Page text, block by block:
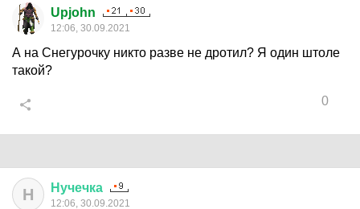
Upjohn
12:06, 30.09.2021
А на Снегурочку никто разве не дротил? Я один штоле
такой?
0
Н Нучечка
12:06, 30.09.2021